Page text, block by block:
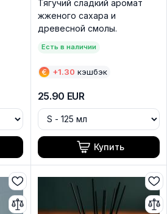
Тягучий сладкий аромат
жженого сахара и
древесной смолы.
Есть в наличии
€ +1.30 кэшбэк
25.90 EUR
Купить